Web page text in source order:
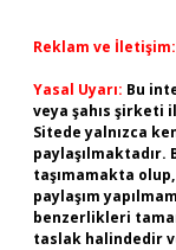
Reklam ve İletişim:
Yasal Uyarı: Bu
veya şahıs şirketi
Sitede yalnızca
taşımamakta
paylaşım
benzerlikleri
taslak halindedir